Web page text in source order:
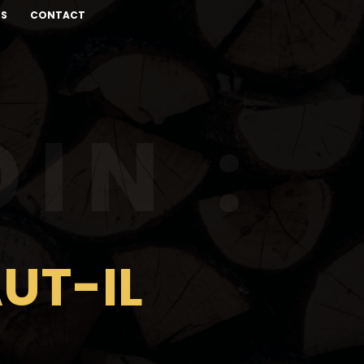
CONTACT
:
IL